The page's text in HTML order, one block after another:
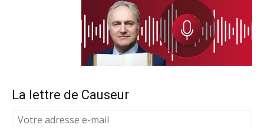
La lettre de Causeur